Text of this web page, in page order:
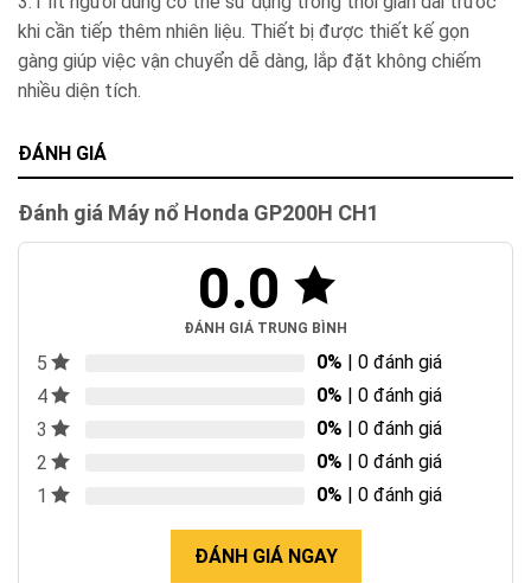
khi cần tiếp thêm nhiên liệu. Thiết bị được thiết kế gọn
gàng giúp việc vận chuyển dễ dàng, lắp đặt không chiếm
nhiều diện tích.
ĐÁNH GIÁ
Đánh giá Máy nổ Honda GP200H CH1
0.0
ĐÁNH GIÁ TRUNG BÌNH
5 0% | 0 đánh giá
4
0% | 0 đánh giá
3
0% | 0 đánh giá
2
0% | 0 đánh giá
1
0% | 0 đánh giá
ĐÁNH GIÁ NGAY